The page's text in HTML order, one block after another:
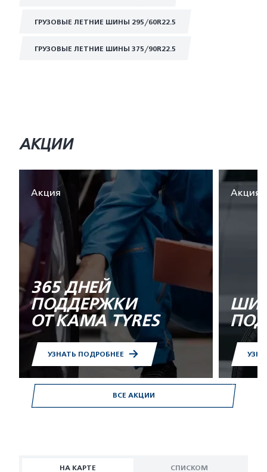
ГРУЗОВЫЕ ЛЕТНИЕ ШИНЫ 295/60R22.5
ГРУЗОВЫЕ ЛЕТНИЕ ШИНЫ 375/90R22.5
ВСЕ АКЦИИ
АКЦИИ
Акция
365 ДНЕЙ
ПОДДЕРЖКИ
ОТ KAMA TYRES
УЗНАТЬ ПОДРОБНЕЕ
Акция
НА КАРТЕ СПИСКОМ